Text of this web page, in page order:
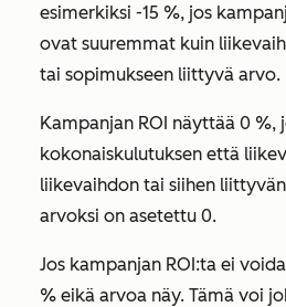
esimerkiksi -15 %, jos
ovat suuremmat kuin
tai sopimukseen liittyvä arvo.
Kampanjan ROI näyttää 0 %,
kokonaiskulutuksen että
liikevaihdon tai siihen
arvoksi on asetettu 0.
Jos kampanjan ROI:ta ei
% eikä arvoa näy. Tämä voi